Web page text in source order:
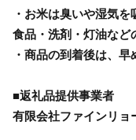
・お米は臭いや湿気
食品・洗剤・灯油など
・商品の到着後は、早
■返礼品提供事業者
有限会社ファインリョ